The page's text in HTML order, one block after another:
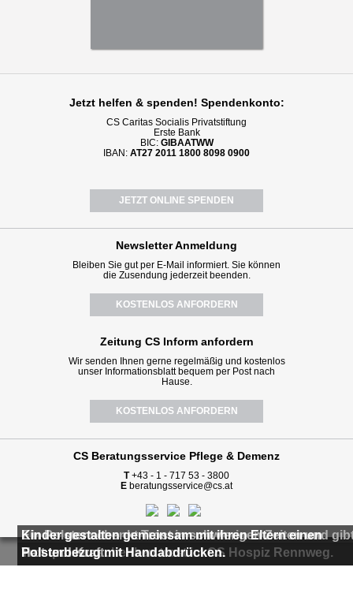
Trostpolster schenken trost im CS Hospiz Rennweg.
Kinder gestalten gemeinsam mit ihren Eltern einen
Polsterbezug mit Handabdrücken.
Ein Polster schenkt Trost in schwierigen Zeiten und
Halt und Kraft.
Kinder gestalten gemeinsam mit ihren Eltern einen
Polsterbezug mit Handabdrücken.
Jetzt helfen & spenden! Spendenkonto:
CS Caritas Socialis Privatstiftung
Erste Bank
BIC: GIBAATWW
IBAN: AT27 2011 1800 8098 0900
JETZT ONLINE SPENDEN
NewsletterAnmeldung
Bleiben Sie gut per E-Mail informiert. Sie können
die Zusendung jederzeit beenden.
KOSTENLOS ANFORDERN
Zeitung CS Inform anfordern
Wir senden Ihnen gerne regelmäßig und kostenlos
unser Informationsblatt bequem per Post nach
Hause.
KOSTENLOS ANFORDERN
CS Beratungsservice Pflege & Demenz
T+43 - 1 - 717 53 - 3800
E beratungsservice@cs.at